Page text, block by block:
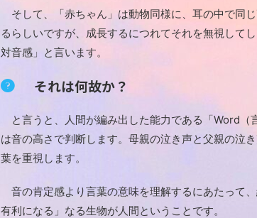
そして、「赤ちゃん」は動物同様に、耳の中で同
るらしいですが、成長するにつれてそれを無視して
対音感」と言います。
それは何故か？
と言うと、人間が編み出した能力である「Word（
は音の高さで判断します。母親の泣き声と父親の泣
葉を重視します。
音の肯定感より言葉の意味を理解するにあたって
有利になる」なる生物が人間ということです。